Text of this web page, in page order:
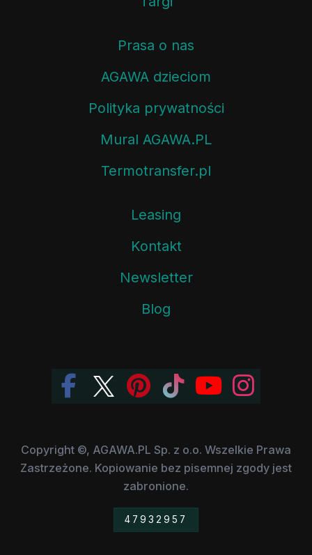
Prasa o nas
AGAWA dzieciom
Polityka prywatności
Mural AGAWA.PL
Termotransfer.pl
Leasing
Kontakt
Newsletter
Blog
Copyright ©, AGAWA.PL Sp. z o.o. Wszelkie Prawa
Zastrzeżone. Kopiowanie bez pisemnej zgody jest
zabronione.
47932957